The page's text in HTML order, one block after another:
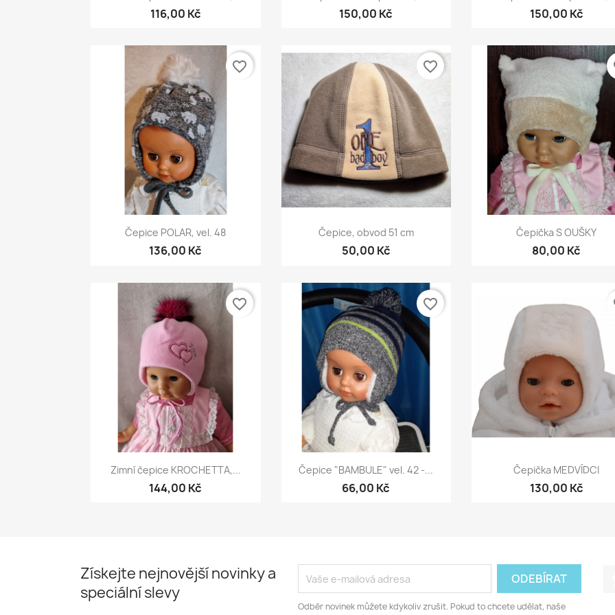
116,00 Kč 150,00 Kč 150,00 Kč
Rychlý náhled
Čepice POLAR, vel. 48
136,00 Kč
favorite_border
Rychlý náhled
Čepice, obvod 51 cm
50,00 Kč
favorite_border
Rychlý náhled
Čepička S OUŠKY
80,00 Kč
Rychlý náhled
Zimní čepice KROCHETTA,...
144,00 Kč
favorite_border
Rychlý náhled
Čepice "BAMBULE" vel. 42 -...
66,00 Kč
favorite_border
Rychlý náhled
Čepička MEDVÍDCI
130,00 Kč
Získejte nejnovější novinky a
speciální slevy
Odběr novinek můžete kdykoliv zrušit. Pokud to chcete udělat, naše